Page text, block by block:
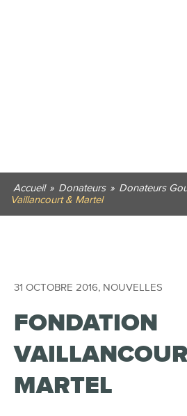
Accueil » Donateurs » Donateurs
Vaillancourt & Martel
31 OCTOBRE 2016, NOUVELLES
FONDATION
MARTEL